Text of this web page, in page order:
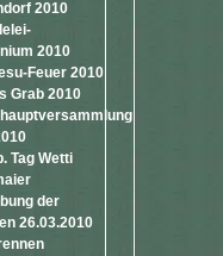
2010
2010
Feuer 2010
Grab 2010
Tag Wetti
der
26.03.2010